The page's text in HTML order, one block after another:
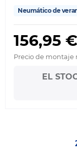
Neumático de
156,95 €
Precio de montaje
EL